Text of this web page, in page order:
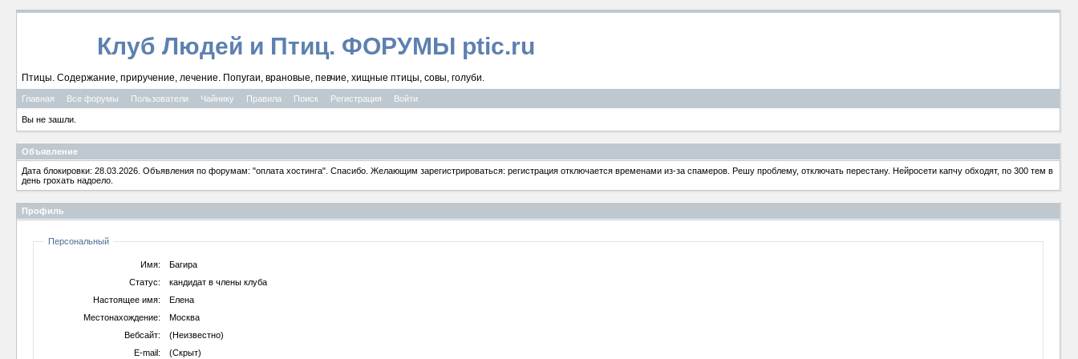
Клуб Людей и Птиц. ФОРУМЫ ptic.ru
Птицы. Содержание, приручение, лечение. Попугаи, врановые, певчие, хищные птицы, совы, голуби.
Главная Все форумы Пользователи Чайнику Правила Поиск Регистрация Войти
Вы не зашли.
Объявление
Дата блокировки: 28.03.2026. Объявления по форумам: "оплата хостинга". Спасибо. Желающим зарегистрироваться: регистрация отключается временами из-за спамеров. Решу проблему, отключать перестану. Нейросети капчу обходят, по 300 тем в
день грохать надоело.
Профиль
Персональный
Имя:
Багира
Статус:
кандидат в члены клуба
Настоящее имя:
Елена
Местонахождение:
Москва
Вебсайт:
(Неизвестно)
E-mail:
(Скрыт)